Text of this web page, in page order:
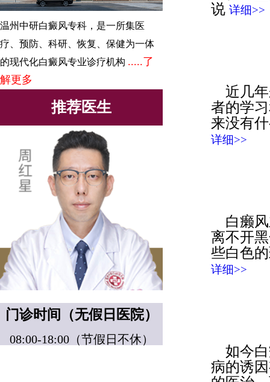
温州中研白癜风专科，是一所集医
疗、预防、科研、恢复、保健为一体
的现代化白癜风专业诊疗机构 .....了
解更多
推荐医生
门诊时间（无假日医院）
08:00-18:00（节假日不休）
说 详细>>
近几年
者的学
来没有
详细>>
白癞风
离不开
些白色
详细>>
如今白
病的诱